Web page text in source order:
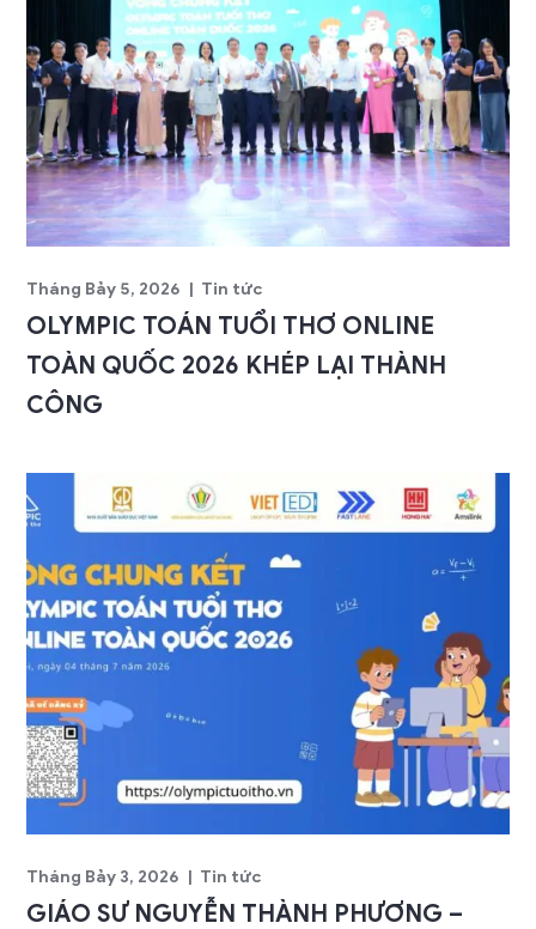
Tháng Bảy 5, 2026 Tin tức
OLYMPIC TOÁN TUỔI THƠ ONLINE
TOÀN QUỐC 2026 KHÉP LẠI THÀNH
CÔNG
Tháng Bảy 3, 2026 Tin tức
GIÁO SƯ NGUYỄN THÀNH PHƯƠNG –